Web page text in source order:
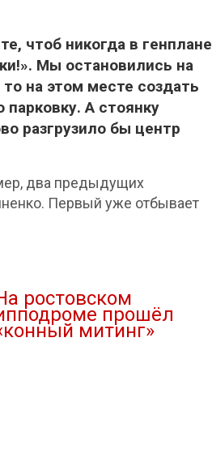
чтоб никогда в генплане
Мы остановились на
на этом месте создать
А стоянку
разгрузило бы центр
два предыдущих
Первый уже отбывает
ростовском
прошёл
митинг»